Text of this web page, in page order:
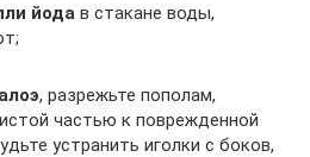
йода в стакане воды,
, разрежьте пополам,
частью к поврежденной
устранить иголки с боков,